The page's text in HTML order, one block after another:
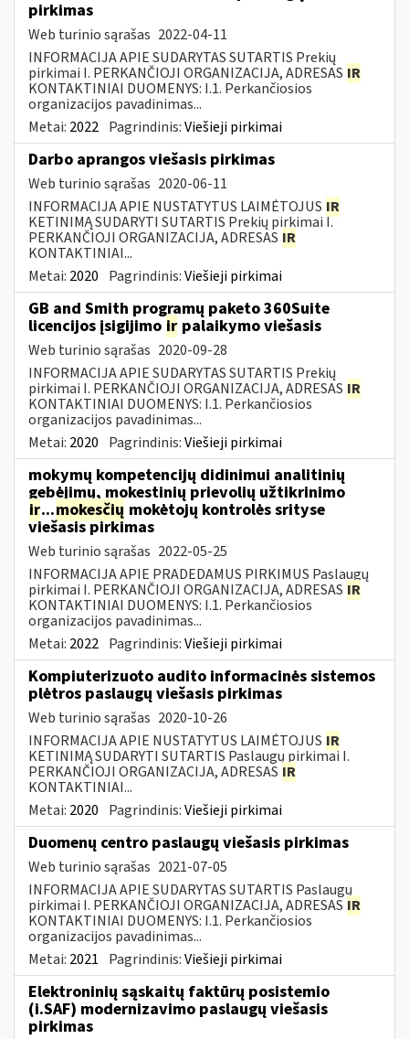
pirkimas
Web turinio sąrašas 2022-04-11
INFORMACIJA APIE SUDARYTAS SUTARTIS Prekių
pirkimai I. PERKANČIOJI ORGANIZACIJA, ADRESAS IR
KONTAKTINIAI DUOMENYS: I.1. Perkančiosios
organizacijos pavadinimas...
Metai: 2022 Pagrindinis:Viešieji pirkimai
Darbo aprangos viešasis pirkimas
Web turinio sąrašas 2020-06-11
INFORMACIJA APIE NUSTATYTUS LAIMĖTOJUS IR
KETINIMĄ SUDARYTI SUTARTIS Prekių pirkimai I.
PERKANČIOJI ORGANIZACIJA, ADRESAS IR
KONTAKTINIAI...
Metai: 2020 Pagrindinis:Viešieji pirkimai
GB and Smith programų paketo 360Suite
licencijos įsigijimo ir palaikymo viešasis
Web turinio sąrašas 2020-09-28
INFORMACIJA APIE SUDARYTAS SUTARTIS Prekių
pirkimai I. PERKANČIOJI ORGANIZACIJA, ADRESAS IR
KONTAKTINIAI DUOMENYS: I.1. Perkančiosios
organizacijos pavadinimas...
Metai: 2020 Pagrindinis:Viešieji pirkimai
mokymų kompetencijų didinimui analitinių
gebėjimų, mokestinių prievolių užtikrinimo
ir...mokesčių mokėtojų kontrolės srityse
viešasis pirkimas
Web turinio sąrašas 2022-05-25
INFORMACIJA APIE PRADEDAMUS PIRKIMUS Paslaugų
pirkimai I. PERKANČIOJI ORGANIZACIJA, ADRESAS IR
KONTAKTINIAI DUOMENYS: I.1. Perkančiosios
organizacijos pavadinimas...
Metai: 2022 Pagrindinis:Viešieji pirkimai
Kompiuterizuoto audito informacinės sistemos
plėtros paslaugų viešasis pirkimas
Web turinio sąrašas 2020-10-26
INFORMACIJA APIE NUSTATYTUS LAIMĖTOJUS IR
KETINIMĄ SUDARYTI SUTARTIS Paslaugų pirkimai I.
PERKANČIOJI ORGANIZACIJA, ADRESAS IR
KONTAKTINIAI...
Metai: 2020 Pagrindinis:Viešieji pirkimai
Duomenų centro paslaugų viešasis pirkimas
Web turinio sąrašas 2021-07-05
INFORMACIJA APIE SUDARYTAS SUTARTIS Paslaugų
pirkimai I. PERKANČIOJI ORGANIZACIJA, ADRESAS IR
KONTAKTINIAI DUOMENYS: I.1. Perkančiosios
organizacijos pavadinimas...
Metai: 2021 Pagrindinis:Viešieji pirkimai
Elektroninių sąskaitų faktūrų posistemio
(i.SAF) modernizavimo paslaugų viešasis
pirkimas